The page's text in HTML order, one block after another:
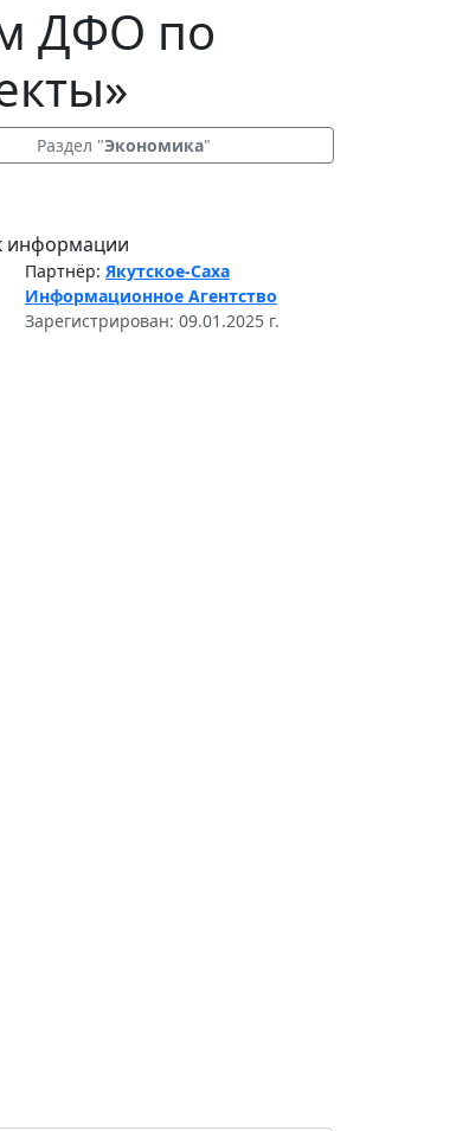
ДФО по
Раздел "Экономика"
информации
Партнёр: Якутское-Саха
Информационное Агентство
Зарегистрирован: 09.01.2025 г.